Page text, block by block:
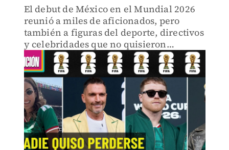
El debut de México en el Mundial 2026
reunió a miles de aficionados, pero
también a figuras del deporte, directivos
y celebridades que no quisieron
perderse el histórico momento.